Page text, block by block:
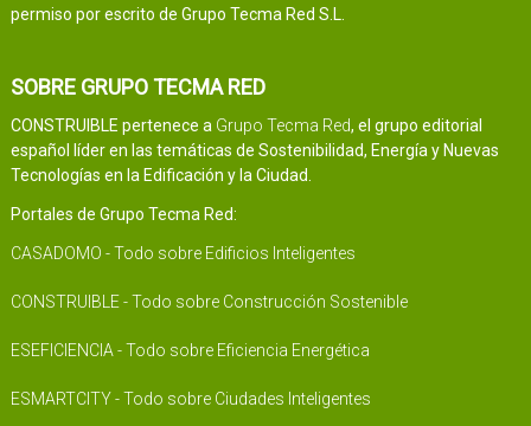
permiso por escrito de Grupo Tecma Red S.L.
SOBRE GRUPO TECMA RED
CONSTRUIBLE pertenece a Grupo Tecma Red, el grupo editorial
español líder en las temáticas de Sostenibilidad, Energía y Nuevas
Tecnologías en la Edificación y la Ciudad.
Portales de Grupo Tecma Red:
CASADOMO - Todo sobre Edificios Inteligentes
CONSTRUIBLE - Todo sobre Construcción Sostenible
ESEFICIENCIA - Todo sobre Eficiencia Energética
ESMARTCITY - Todo sobre Ciudades Inteligentes